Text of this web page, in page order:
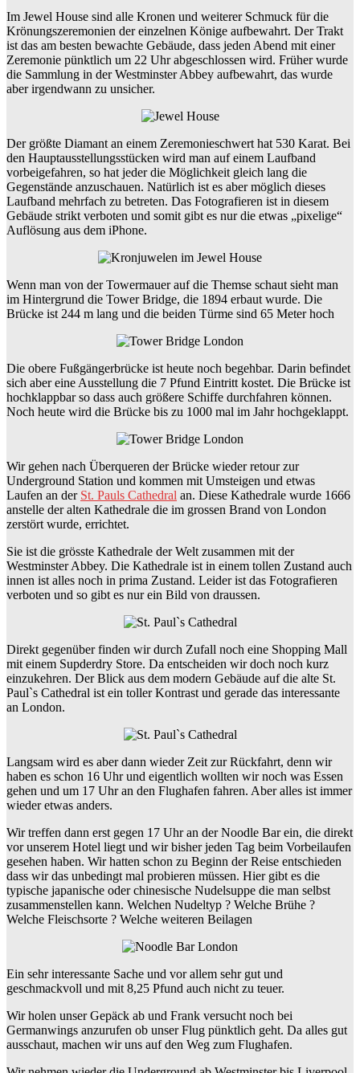
Im Jewel House sind alle Kronen und weiterer Schmuck für die
Krönungszeremonien der einzelnen Könige aufbewahrt. Der Trakt
ist das am besten bewachte Gebäude, dass jeden Abend mit einer
Zeremonie pünktlich um 22 Uhr abgeschlossen wird. Früher wurde
die Sammlung in der Westminster Abbey aufbewahrt, das wurde
aber irgendwann zu unsicher.
Der größte Diamant an einem Zeremonieschwert hat 530 Karat. Bei
den Hauptausstellungsstücken wird man auf einem Laufband
vorbeigefahren, so hat jeder die Möglichkeit gleich lang die
Gegenstände anzuschauen. Natürlich ist es aber möglich dieses
Laufband mehrfach zu betreten. Das Fotografieren ist in diesem
Gebäude strikt verboten und somit gibt es nur die etwas „pixelige“
Auflösung aus dem iPhone.
Wenn man von der Towermauer auf die Themse schaut sieht man
im Hintergrund die Tower Bridge, die 1894 erbaut wurde. Die
Brücke ist 244 m lang und die beiden Türme sind 65 Meter hoch
Die obere Fußgängerbrücke ist heute noch begehbar. Darin befindet
sich aber eine Ausstellung die 7 Pfund Eintritt kostet. Die Brücke ist
hochklappbar so dass auch größere Schiffe durchfahren können.
Noch heute wird die Brücke bis zu 1000 mal im Jahr hochgeklappt.
Wir gehen nach Überqueren der Brücke wieder retour zur
Underground Station und kommen mit Umsteigen und etwas
Laufen an der St. Pauls Cathedral an. Diese Kathedrale wurde 1666
anstelle der alten Kathedrale die im grossen Brand von London
zerstört wurde, errichtet.
Sie ist die grösste Kathedrale der Welt zusammen mit der
Westminster Abbey. Die Kathedrale ist in einem tollen Zustand auch
innen ist alles noch in prima Zustand. Leider ist das Fotografieren
verboten und so gibt es nur ein Bild von draussen.
Direkt gegenüber finden wir durch Zufall noch eine Shopping Mall
mit einem Supderdry Store. Da entscheiden wir doch noch kurz
einzukehren. Der Blick aus dem modern Gebäude auf die alte St.
Paul`s Cathedral ist ein toller Kontrast und gerade das interessante
an London.
Langsam wird es aber dann wieder Zeit zur Rückfahrt, denn wir
haben es schon 16 Uhr und eigentlich wollten wir noch was Essen
gehen und um 17 Uhr an den Flughafen fahren. Aber alles ist immer
wieder etwas anders.
Wir treffen dann erst gegen 17 Uhr an der Noodle Bar ein, die direkt
vor unserem Hotel liegt und wir bisher jeden Tag beim Vorbeilaufen
gesehen haben. Wir hatten schon zu Beginn der Reise entschieden
dass wir das unbedingt mal probieren müssen. Hier gibt es die
typische japanische oder chinesische Nudelsuppe die man selbst
zusammenstellen kann. Welchen Nudeltyp ? Welche Brühe ?
Welche Fleischsorte ? Welche weiteren Beilagen
Ein sehr interessante Sache und vor allem sehr gut und
geschmackvoll und mit 8,25 Pfund auch nicht zu teuer.
Wir holen unser Gepäck ab und Frank versucht noch bei
Germanwings anzurufen ob unser Flug pünktlich geht. Da alles gut
ausschaut, machen wir uns auf den Weg zum Flughafen.